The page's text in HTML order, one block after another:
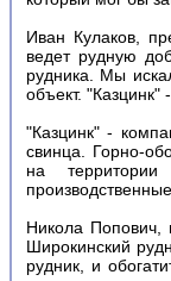
Иван Кулаков,
ведет рудную
рудника. Мы
объект.
"Казцинк" -
свинца. Горно-
на
Никола Попович,
Широкинский
рудник, и